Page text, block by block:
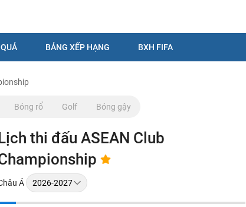
BẢNG XẾP HẠNG BXH FIFA
Bóng rổ Golf Bóng gậy
thi đấu ASEAN Club
Á